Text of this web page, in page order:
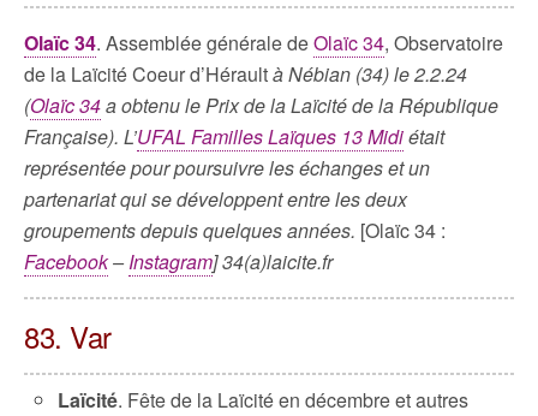
Olaïc 34. Assemblée générale deOlaïc 34, Observatoire
de la Laïcité Coeur d’Héraultà Nébian (34) le 2.2.24
(Olaïc 34a obtenu le Prix de la Laïcité de la République
Française). L’UFAL Familles Laïques 13 Midiétait
représentée pour poursuivre les échanges et un
partenariat qui se développent entre les deux
groupements depuis quelques années. [Olaïc 34 :
Facebook–Instagram] 34(a)laicite.fr
83. Var
Laïcité. Fête de la Laïcité en décembre et autres